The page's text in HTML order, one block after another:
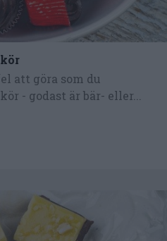
att göra som du
- godast är bär- eller...